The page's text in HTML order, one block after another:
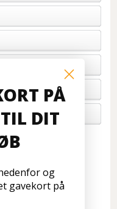
PÅ
DIT
og
gavekort på